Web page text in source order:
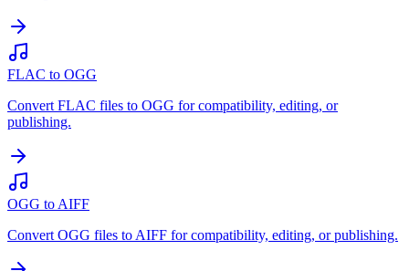
FLAC to OGG
Convert FLAC files to OGG for compatibility, editing, or
publishing.
OGG to AIFF
Convert OGG files to AIFF for compatibility, editing, or publishing.